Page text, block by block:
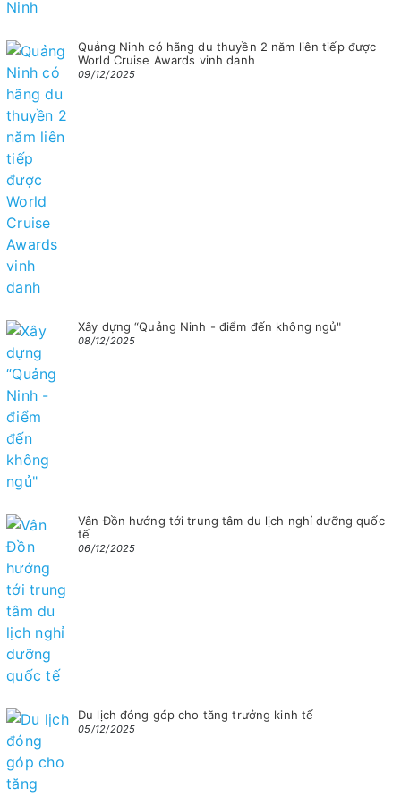
Quảng Ninh có hãng du thuyền 2 năm liên tiếp được
World Cruise Awards vinh danh
09/12/2025
Xây dựng “Quảng Ninh - điểm đến không ngủ"
08/12/2025
Vân Đồn hướng tới trung tâm du lịch nghỉ dưỡng quốc
tế
06/12/2025
Du lịch đóng góp cho tăng trưởng kinh tế
05/12/2025